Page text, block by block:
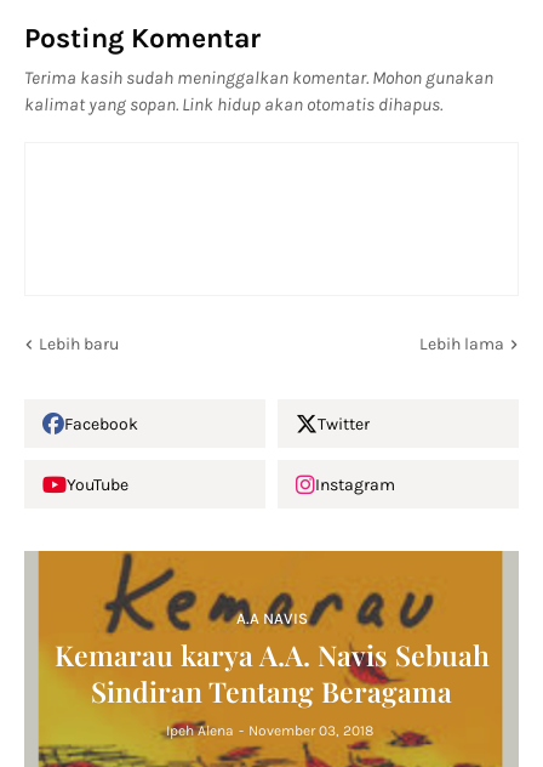
Posting Komentar
Terima kasih sudah meninggalkan komentar. Mohon gunakan
kalimat yang sopan. Link hidup akan otomatis dihapus.
Lebih baru Lebih lama
Facebook Twitter
YouTube Instagram
A.A NAVIS
Kemarau karya A.A. Navis Sebuah
Sindiran Tentang Beragama
Ipeh Alena - November 03, 2018